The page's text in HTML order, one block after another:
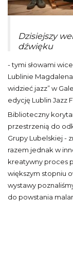
Dzisiejszy
dźwięku
- tymi słowami
Lublinie Magdalena
widzieć jazz” w
edycję Lublin Jazz
Biblioteczny
przestrzenią do
Grupy Lubelskiej -
razem jednak w
kreatywny proces
większym stopniu
wystawy
do powstania